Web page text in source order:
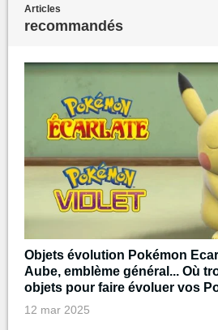
Articles
recommandés
Objets évolution Pokémon
Aube, emblème général... Où
objets pour faire évoluer vos
12 mar 2025